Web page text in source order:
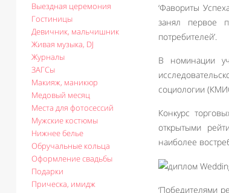
Выездная церемония
Гостиницы
Девичник, мальчишник
Живая музыка, DJ
Журналы
ЗАГСы
Макияж, маникюр
Медовый месяц
Места для фотосессий
Мужские костюмы
Нижнее белье
Обручальные кольца
Оформление свадьбы
Подарки
Прическа, имидж
‘Фавориты
занял первое
потребителей’.
В номинации
социологии
Конкурс
открытыми
наиболее
‘Победителями